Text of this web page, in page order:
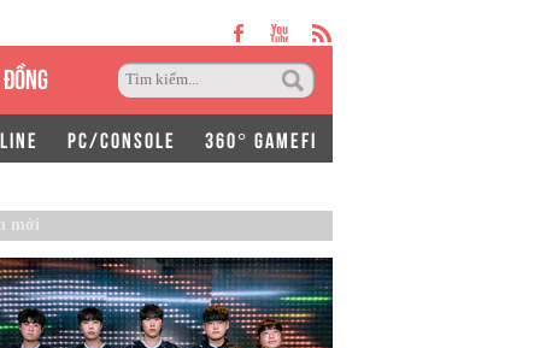
PC/CONSOLE 360° GAMEFI
mới